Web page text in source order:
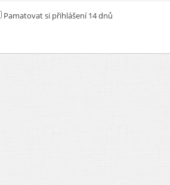
Pamatovat si přihlášení 14 dnů